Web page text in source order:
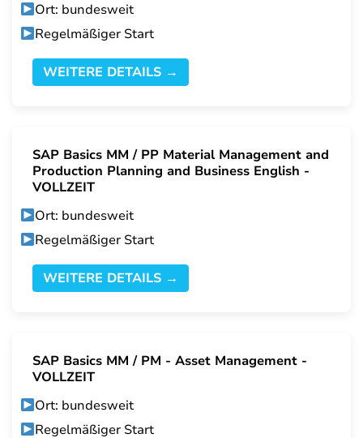
Ort: bundesweit
Regelmäßiger Start
WEITERE DETAILS →
SAP Basics MM / PP Material Management and
Production Planning and Business English -
VOLLZEIT
Ort: bundesweit
Regelmäßiger Start
WEITERE DETAILS →
SAP Basics MM / PM - Asset Management -
VOLLZEIT
Ort: bundesweit
Regelmäßiger Start